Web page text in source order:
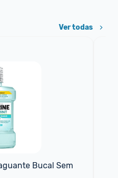
Ver todas
Bucal Sem